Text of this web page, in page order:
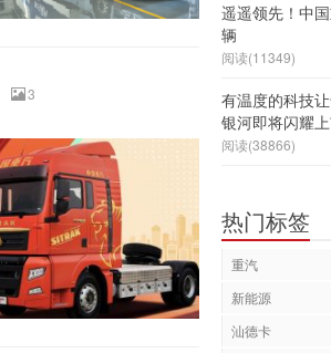
3
遥遥领先！中
辆
阅读(11349)
有温度的科技
银河即将闪耀
阅读(38866)
热门标签
重汽
新能源
汕德卡